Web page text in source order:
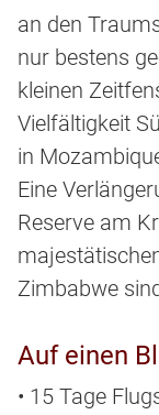
an den
nur bestens
kleinen
Vielfältigkeit
in
Eine
Reserve am
Zimbabwe
Auf einen
• 15 Tage